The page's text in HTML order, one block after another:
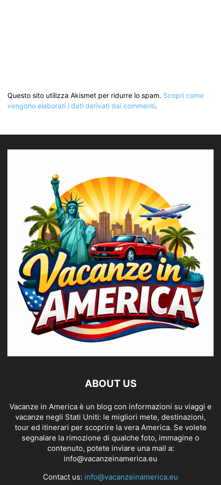
Questo sito utilizza Akismet per ridurre lo spam. Scopri come
vengono elaborati i dati derivati dai commenti.
ABOUT US
Vacanze in America è un blog con informazioni su viaggi e
vacanze negli Stati Uniti: le migliori mete, destinazioni,
tour ed itinerari per scoprire la vera America. Se volete
segnalare la rimozione di qualche foto, immagine o
contenuto, potete inviare una mail a:
info@vacanzeinamerica.eu
Contact us: info@vacanzeinamerica.eu